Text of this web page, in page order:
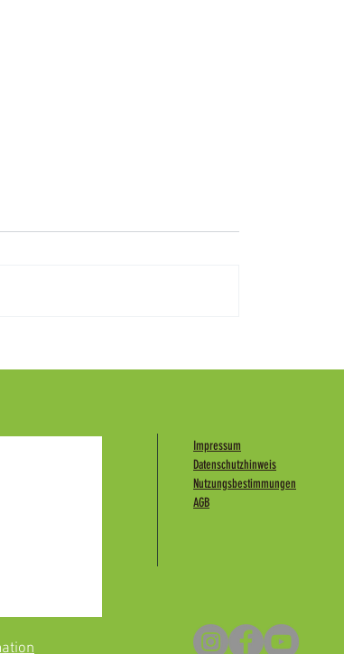
Übergabe der Geschäftsführung
Impressum
Datenschutzhinweis
Nutzungsbestimmungen
AGB